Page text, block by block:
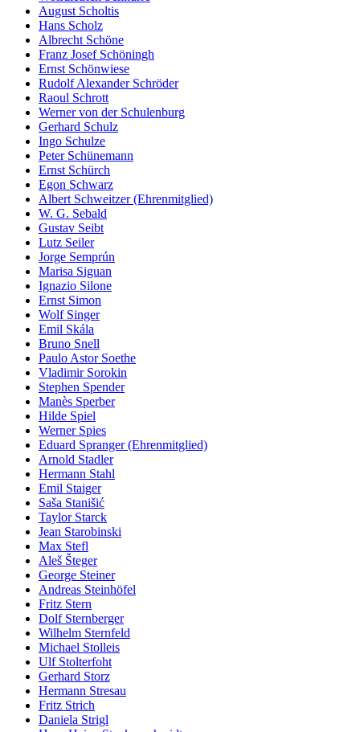
August Scholtis
Hans Scholz
Albrecht Schöne
Franz Josef Schöningh
Ernst Schönwiese
Rudolf Alexander Schröder
Raoul Schrott
Werner von der Schulenburg
Gerhard Schulz
Ingo Schulze
Peter Schünemann
Ernst Schürch
Egon Schwarz
Albert Schweitzer (Ehrenmitglied)
W. G. Sebald
Gustav Seibt
Lutz Seiler
Jorge Semprún
Marisa Siguan
Ignazio Silone
Ernst Simon
Wolf Singer
Emil Skála
Bruno Snell
Paulo Astor Soethe
Vladimir Sorokin
Stephen Spender
Manès Sperber
Hilde Spiel
Werner Spies
Eduard Spranger (Ehrenmitglied)
Arnold Stadler
Hermann Stahl
Emil Staiger
Saša Stanišić
Taylor Starck
Jean Starobinski
Max Stefl
Aleš Šteger
George Steiner
Andreas Steinhöfel
Fritz Stern
Dolf Sternberger
Wilhelm Sternfeld
Michael Stolleis
Ulf Stolterfoht
Gerhard Storz
Hermann Stresau
Fritz Strich
Daniela Strigl